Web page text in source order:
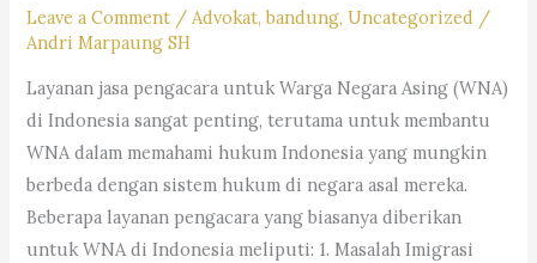
Leave a Comment / Advokat,bandung,Uncategorized /
Andri Marpaung SH
Layanan jasa pengacara untuk Warga Negara Asing (WNA)
di Indonesia sangat penting, terutama untuk membantu
WNA dalam memahami hukum Indonesia yang mungkin
berbeda dengan sistem hukum di negara asal mereka.
Beberapa layanan pengacara yang biasanya diberikan
untuk WNA di Indonesia meliputi: 1. Masalah Imigrasi